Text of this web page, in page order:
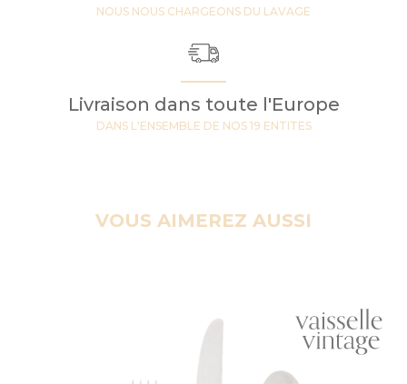
NOUS NOUS CHARGEONS DU LAVAGE
Livraison dans toute l'Europe
DANS L'ENSEMBLE DE NOS 19 ENTITES
VOUS AIMEREZ AUSSI